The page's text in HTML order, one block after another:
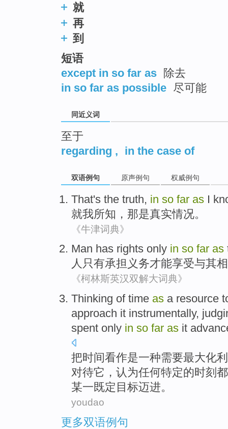
就
再
到
短语
except in so far as 除去
in so far as possible 尽可能
同近义词
至于
regarding , in the case of
双语例句 原声例句 权威例句
That's the truth, in so far as I
就我所知 ， 那是真实情况。
《牛津词典》
Man has rights only in so far as
人 只有承担 义务才能享受与其
《柯林斯英汉双解大词典》
Thinking of time as a resource
approach it instrumentally,
spent only in so far as it
把时间看作是一种需要最大化
对待它 ，认为任何特定的时刻
某一既定目标迈进。
youdao
更多双语例句